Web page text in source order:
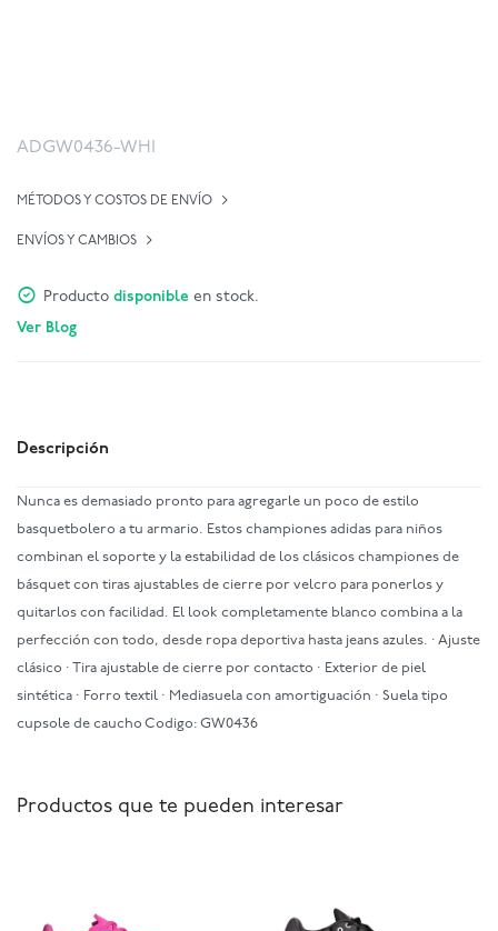
ADGW0436-WHI
MÉTODOS Y COSTOS DE ENVÍO
ENVÍOS Y CAMBIOS
Producto disponible en stock.
Ver Blog
Descripción
Nunca es demasiado pronto para agregarle un poco de estilo
basquetbolero a tu armario. Estos championes adidas para niños
combinan el soporte y la estabilidad de los clásicos championes de
básquet con tiras ajustables de cierre por velcro para ponerlos y
quitarlos con facilidad. El look completamente blanco combina a la
perfección con todo, desde ropa deportiva hasta jeans azules. · Ajuste
clásico · Tira ajustable de cierre por contacto · Exterior de piel
sintética · Forro textil · Mediasuela con amortiguación · Suela tipo
cupsole de caucho Codigo: GW0436
Productos que te pueden interesar